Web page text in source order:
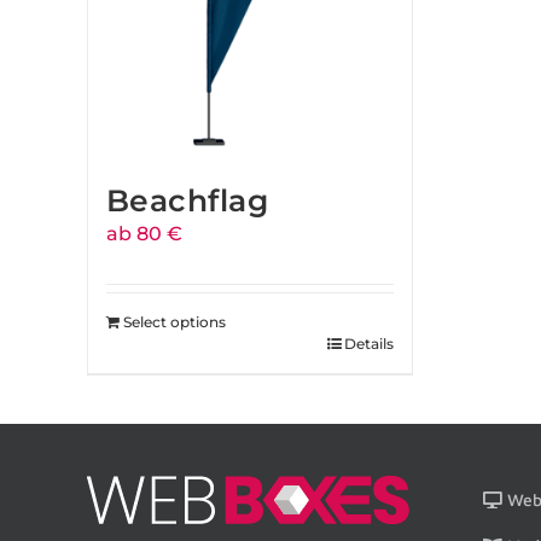
Beachflag
ab 80 €
Select options
Details